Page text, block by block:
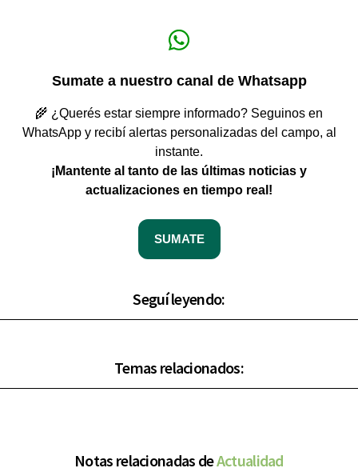
Sumate a nuestro canal de Whatsapp
🌾 ¿Querés estar siempre informado? Seguinos en
WhatsApp y recibí alertas personalizadas del campo, al
instante.
¡Mantente al tanto de las últimas noticias y
actualizaciones en tiempo real!
SUMATE
Seguí leyendo:
Temas relacionados:
Notas relacionadas deActualidad